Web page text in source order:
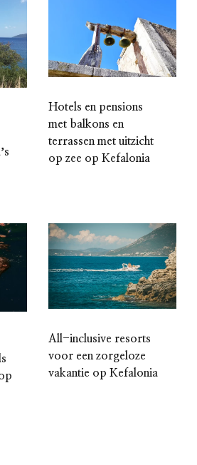
Hotels en pensions
met balkons en
terrassen met uitzicht
op zee op Kefalonia
All-inclusive resorts
voor een zorgeloze
vakantie op Kefalonia